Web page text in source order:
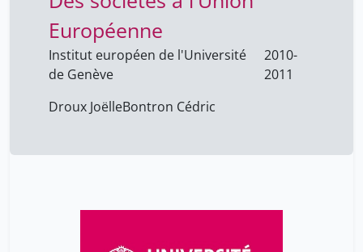
Européenne
Institut européen de l'Université
de Genève
2010-
2011
Droux JoëlleBontron Cédric